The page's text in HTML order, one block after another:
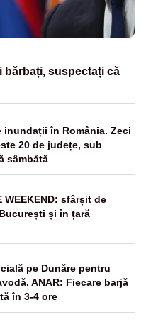
bărbați, suspectați că
inundații în România. Zeci
20 de județe, sub
sâmbătă
WEEKEND: sfârșit de
și în țară
pe Dunăre pentru
ANAR: Fiecare barjă
în 3-4 ore